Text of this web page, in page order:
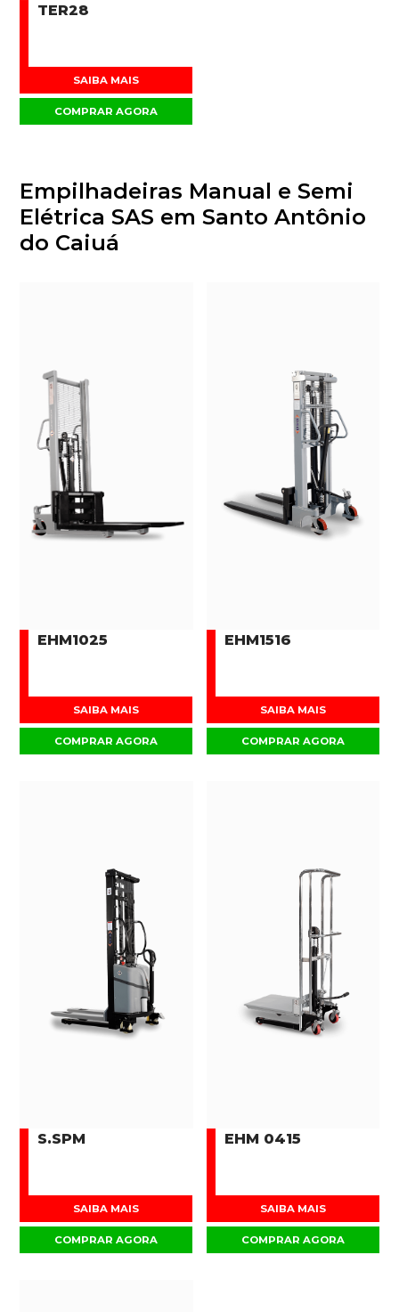
TER28
SAIBA MAIS
COMPRAR AGORA
Empilhadeiras Manual e Semi
Elétrica SAS em Santo Antônio
do Caiuá
EHM1025
SAIBA MAIS
COMPRAR AGORA
EHM1516
SAIBA MAIS
COMPRAR AGORA
S.SPM
SAIBA MAIS
COMPRAR AGORA
EHM 0415
SAIBA MAIS
COMPRAR AGORA